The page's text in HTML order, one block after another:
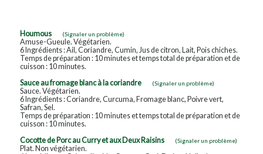
Houmous (Signaler un problème)
Amuse-Gueule. Végétarien.
6 Ingrédients : Ail, Coriandre, Cumin, Jus de citron, Lait, Pois chiches.
Temps de préparation : 10 minutes et temps total de préparation et de
cuisson : 10 minutes.
Sauce au fromage blanc à la coriandre
(Signaler un problème)
Sauce. Végétarien.
6 Ingrédients : Coriandre, Curcuma, Fromage blanc, Poivre vert,
Safran, Sel.
Temps de préparation : 10 minutes et temps total de préparation et de
cuisson : 10 minutes.
Cocotte de Porc au Curry et aux Deux Raisins
(Signaler un problème)
Plat. Non végétarien.